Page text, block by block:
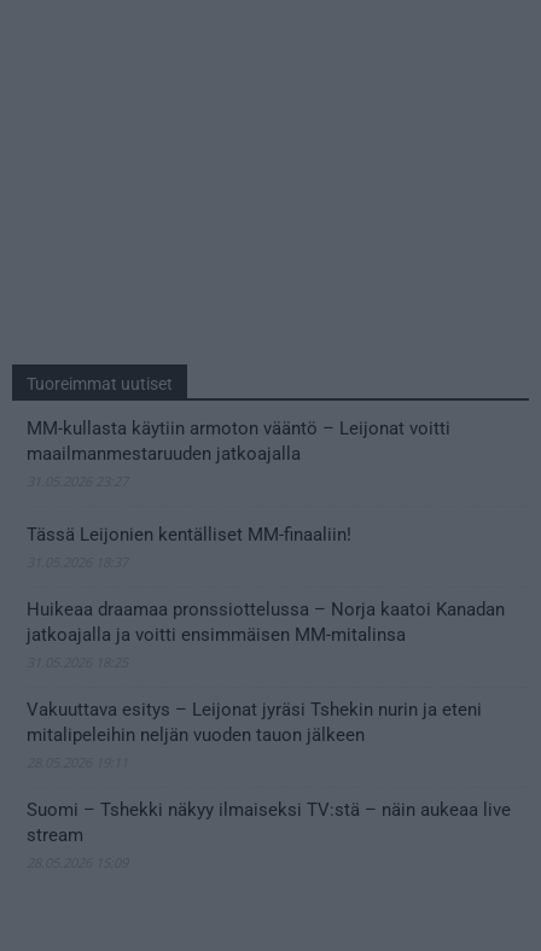
Tuoreimmat uutiset
MM-kullasta käytiin armoton vääntö – Leijonat voitti
maailmanmestaruuden jatkoajalla
Tässä Leijonien kentälliset MM-finaaliin!
Huikeaa draamaa pronssiottelussa – Norja kaatoi Kanadan
jatkoajalla ja voitti ensimmäisen MM-mitalinsa
Vakuuttava esitys – Leijonat jyräsi Tshekin nurin ja eteni
mitalipeleihin neljän vuoden tauon jälkeen
Suomi – Tshekki näkyy ilmaiseksi TV:stä – näin aukeaa live
stream